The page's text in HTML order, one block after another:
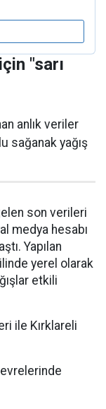
"sarı
anlık veriler
sağanak yağış
son verileri
medya hesabı
Yapılan
yerel olarak
etkili
ile Kırklareli